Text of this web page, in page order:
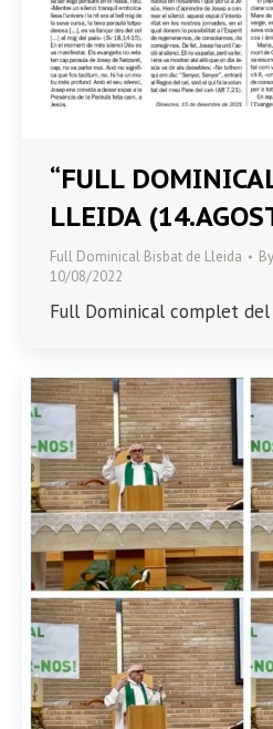
“FULL
LLEIDA
Full Dominical Bisbat de Lleida By
10/08/2022
Full Dominical complet del